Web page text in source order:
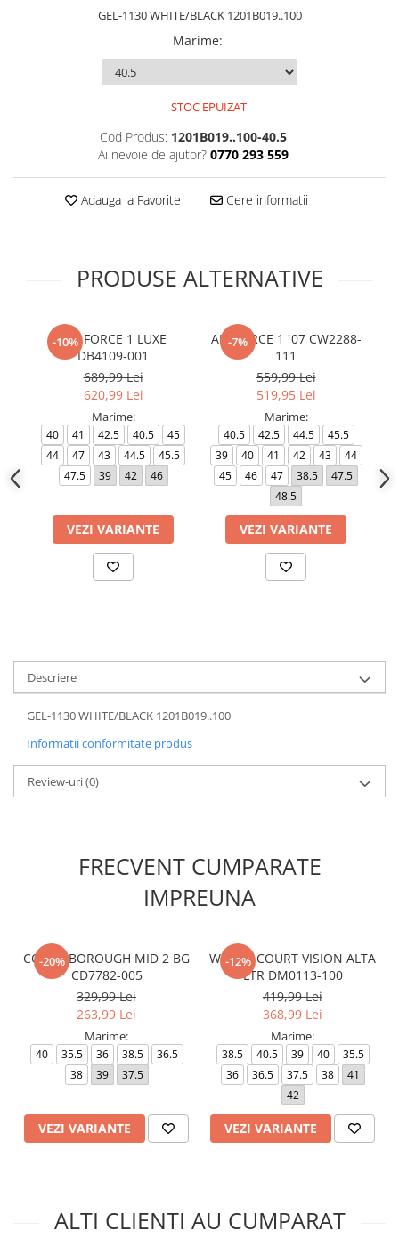
GEL-1130 WHITE/BLACK 1201B019..100
Marime:
STOC EPUIZAT
Cod Produs: 1201B019..100-40.5
Ai nevoie de ajutor? 0770 293 559
Adauga la Favorite Cere informatii
PRODUSE ALTERNATIVE
-10%
AIR FORCE 1 LUXE
DB4109-001
689,99 Lei
620,99 Lei
Marime:
40 41 42.5 40.5
45
44
47 43 44.5
45.5
47.5
39 42 46
VEZI VARIANTE
-7%
AIR FORCE 1 `07 CW2288-
111
559,99 Lei
519,95 Lei
Marime:
40.5 42.5 44.5
45.5
39
40 41 42 43
44
45
46 47 38.5
47.5
48.5
VEZI VARIANTE
Descriere
GEL-1130 WHITE/BLACK 1201B019..100
Informatii conformitate produs
Review-uri(0)
FRECVENT CUMPARATE
IMPREUNA
-20%
COURT BOROUGH MID 2 BG
CD7782-005
329,99 Lei
263,99 Lei
Marime:
40 35.5 36 38.5
36.5
38
39 37.5
VEZI VARIANTE
-12%
W NIKE COURT VISION ALTA
LTR DM0113-100
419,99 Lei
368,99 Lei
Marime:
38.5 40.5 39 40
35.5
36
36.5 37.5 38
41
42
VEZI VARIANTE
ALTI CLIENTI AU CUMPARAT